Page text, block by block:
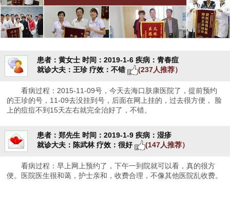
患者：黄女士 时间：2019-1-6 疾病：青春痘
就诊大夫：王珍 疗效：不错 (237人推荐）
看病过程：2015-11-09号，今天去海口肤康医院了，提前预约
的王珍的号，11-09去没挂到号，后面在网上挂的，过去很方便， 脸
上的痘痘不到15天左右就完全治好了，不错。
患者：郑先生 时间：2019-1-9 疾病：湿疹
就诊大夫：陈武林 疗效：很好 (147人推荐）
看病过程：早上网上预约了，下午一到院就可以看，真的很方
便。医院医生很和蔼，护士亲和，收费合理，不像其他医院乱收费。